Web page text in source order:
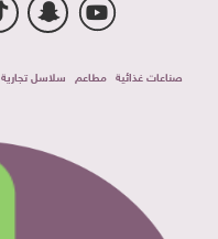
صناعات غذائية مطاعم سلاسل تجارية